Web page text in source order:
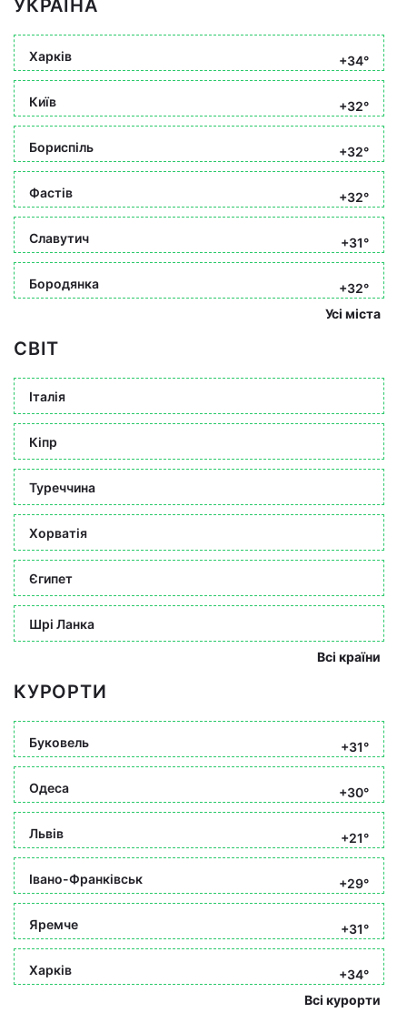
УКРАЇНА
Харків +34°
Київ +32°
Бориспіль +32°
Фастів +32°
Славутич +31°
Бородянка
+32°
Усі міста
СВІТ
Італія
Кіпр
Туреччина
Хорватія
Єгипет
Шрі Ланка
Всі країни
КУРОРТИ
Буковель +31°
Одеса +30°
Львів +21°
Івано-Франківськ +29°
Яремче +31°
Харків
+34°
Всі курорти